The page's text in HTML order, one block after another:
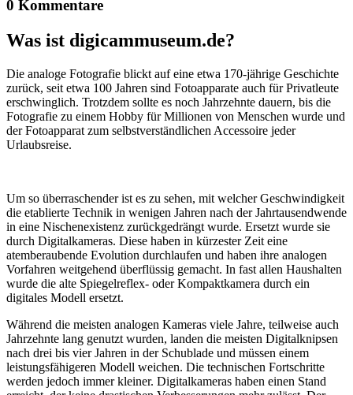
0 Kommentare
Was ist digicammuseum.de?
Die analoge Fotografie blickt auf eine etwa 170-jährige Geschichte
zurück, seit etwa 100 Jahren sind Fotoapparate auch für Privatleute
erschwinglich. Trotzdem sollte es noch Jahrzehnte dauern, bis die
Fotografie zu einem Hobby für Millionen von Menschen wurde und
der Fotoapparat zum selbstverständlichen Accessoire jeder
Urlaubsreise.
Um so überraschender ist es zu sehen, mit welcher Geschwindigkeit
die etablierte Technik in wenigen Jahren nach der Jahrtausendwende
in eine Nischenexistenz zurückgedrängt wurde. Ersetzt wurde sie
durch Digitalkameras. Diese haben in kürzester Zeit eine
atemberaubende Evolution durchlaufen und haben ihre analogen
Vorfahren weitgehend überflüssig gemacht. In fast allen Haushalten
wurde die alte Spiegelreflex- oder Kompaktkamera durch ein
digitales Modell ersetzt.
Während die meisten analogen Kameras viele Jahre, teilweise auch
Jahrzehnte lang genutzt wurden, landen die meisten Digitalknipsen
nach drei bis vier Jahren in der Schublade und müssen einem
leistungsfähigeren Modell weichen. Die technischen Fortschritte
werden jedoch immer kleiner. Digitalkameras haben einen Stand